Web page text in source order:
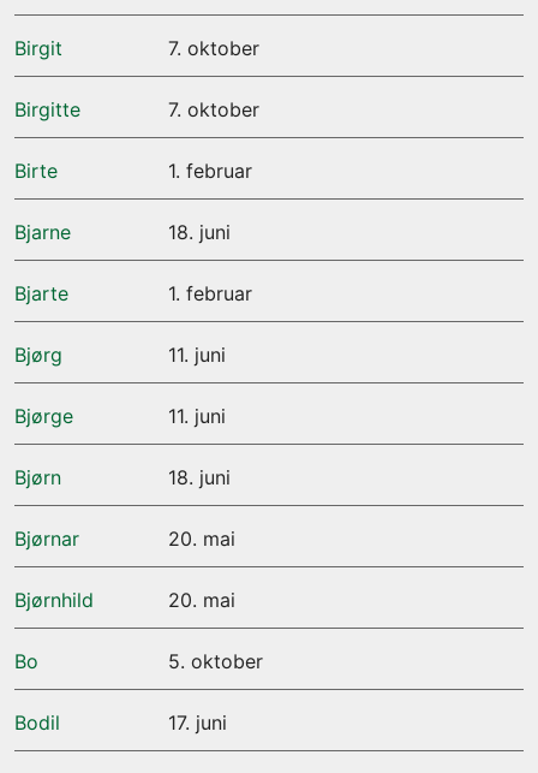
Birgit 7. oktober
Birgitte 7. oktober
Birte 1. februar
Bjarne 18. juni
Bjarte 1. februar
Bjørg 11. juni
Bjørge 11. juni
Bjørn 18. juni
Bjørnar 20. mai
Bjørnhild 20. mai
Bo 5. oktober
Bodil 17. juni